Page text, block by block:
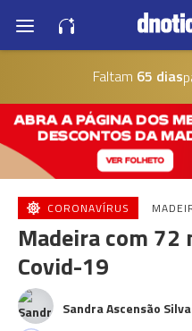
Faltam 65 dias
CORONAVÍRUS
Madeira com 72
Covid-19
Sandra Ascensão Silva